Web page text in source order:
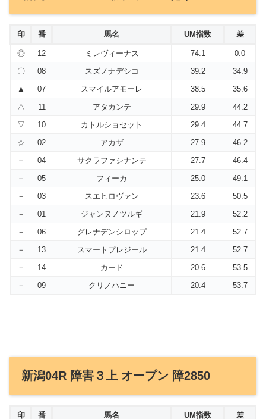
印 番 馬名 UM指数 差
◎ 12 ミレヴィーナス 74.1
0.0
〇
08 スズノナデシコ 39.2
34.9
▲
07 スマイルアモーレ 38.5
35.6
△
11 アタカンテ 29.9
44.2
▽
10 カトルショセット 29.4
44.7
☆
02 アカザ 27.9
46.2
＋
04 サクラファシナンテ 27.7
46.4
＋
05 フィーカ 25.0
49.1
－
03 スエヒロヴァン 23.6
50.5
－
01 ジャンヌノツルギ 21.9
52.2
－
06 グレナデンシロップ 21.4
52.7
－
13 スマートプレジール 21.4
52.7
－
14 カード 20.6
53.5
－
09 クリノハニー 20.4 53.7
新潟04R 障害３上 オープン 障2850
印 番 馬名 UM指数 差